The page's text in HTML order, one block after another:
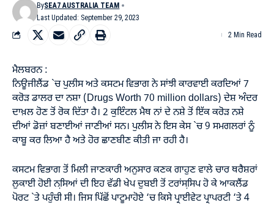
Last Updated: September 29, 2023
BySEA7 AUSTRALIA TEAM
2 Min Read
ਮੈਲਬਰਨ :
ਨਿਊਜੀਲੈਂਡ `ਚ ਪੁਲੀਸ ਅਤੇ ਕਸਟਮ ਵਿਭਾਗ ਨੇ ਸਾਂਝੀ ਕਾਰਵਾਈ ਕਰਦਿਆਂ 7
ਕਰੋੜ ਡਾਲਰ ਦਾ ਨਸ਼ਾ (Drugs Worth 70 million dollars) ਦੇਸ਼ ਅੰਦਰ
ਦਾਖ਼ਲ ਹੋਣ ਤੋਂ ਰੋਕ ਦਿੱਤਾ ਹੈ। 2 ਕੁਇੰਟਲ ਮੈਥ ਨਾਂ ਦੇ ਨਸ਼ੇ ਤੋਂ ਇੱਕ ਕਰੋੜ ਨਸ਼ੇ
ਦੀਆਂ ਡੋਜ਼ਾਂ ਬਣਾਈਆਂ ਜਾਣੀਆਂ ਸਨ। ਪੁਲੀਸ ਨੇ ਇਸ ਕੇਸ `ਚ 9 ਸਮਗਲਰਾਂ ਨੂੰ
ਕਾਬੂ ਕਰ ਲਿਆ ਹੈ ਅਤੇ ਹੋਰ ਛਾਣਬੀਣ ਕੀਤੀ ਜਾ ਰਹੀ ਹੈ।
ਕਸਟਮ ਵਿਭਾਗ ਤੋਂ ਮਿਲੀ ਜਾਣਕਾਰੀ ਅਨੁਸਾਰ ਕਣਕ ਗਾਹੁਣ ਵਾਲੇ ਚਾਰ ਥਰੈਸ਼ਰਾਂ
ਲੁਕਾਈ ਹੋਈ ਨਸਿ਼ਆਂ ਦੀ ਇਹ ਵੱਡੀ ਖੇਪ ਦੁਬਈ ਤੋਂ ਟਰਾਂਸਸਿ਼ਪ ਹੋ ਕੇ ਆਕਲੈਂਡ
ਪੋਰਟ `ਤੇ ਪਹੁੰਚੀ ਸੀ। ਜਿਸ ਪਿੱਛੋਂ ਪਾਟੂਮਾਹੋਏ ‘ਚ ਕਿਸੇ ਪ੍ਰਾਈਵੇਟ ਪ੍ਰਾਪਰਟੀ ‘ਤੇ 4